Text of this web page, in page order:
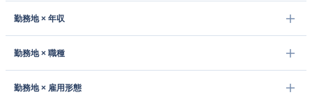
勤務地 × 年収
勤務地 × 職種
勤務地 × 雇用形態